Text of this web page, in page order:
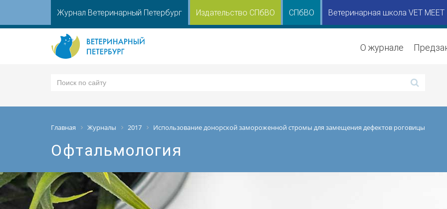
Журнал Ветеринарный Петербург Издательство СПбВО СПбВО Ветеринарная школа VET MEET
О журнале
Главная Журналы 2017 Использование донорской замороженной стромы для замещения дефектов роговицы
Офтальмология